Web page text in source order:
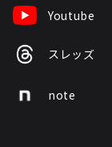
Youtube
スレッズ
note